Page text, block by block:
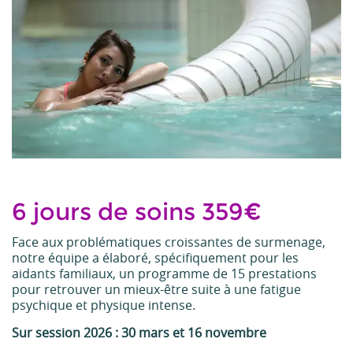
6 jours de soins 359€
Face aux problématiques croissantes de surmenage,
notre équipe a élaboré, spécifiquement pour les
aidants familiaux, un programme de 15 prestations
pour retrouver un mieux-être suite à une fatigue
psychique et physique intense.
Sur session 2026 : 30 mars et 16 novembre